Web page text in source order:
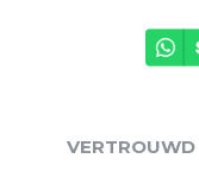
VERTROUWD